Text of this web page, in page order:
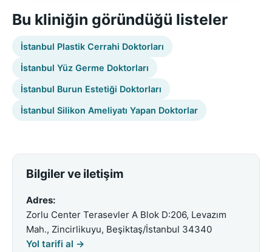
Bu kliniğin göründüğü listeler
İstanbul Plastik Cerrahi Doktorları
İstanbul Yüz Germe Doktorları
İstanbul Burun Estetiği Doktorları
İstanbul Silikon Ameliyatı Yapan Doktorlar
Bilgiler ve iletişim
Adres:
Zorlu Center Terasevler A Blok D:206, Levazım
Mah., Zincirlikuyu, Beşiktaş/İstanbul 34340
Yol tarifi al →